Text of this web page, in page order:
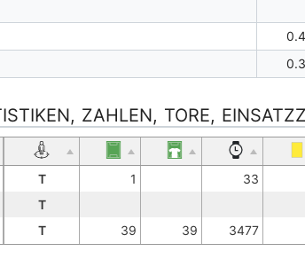
0.4
0.3
ZAHLEN, TORE,
T 1 33
T
T 39 39 3477